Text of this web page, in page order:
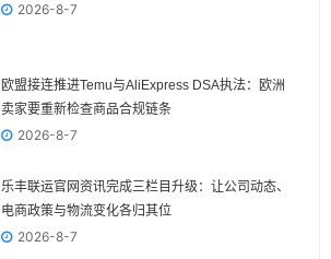
2026-8-7
欧盟接连推进Temu与AliExpress DSA执法：欧洲
卖家要重新检查商品合规链条
2026-8-7
乐丰联运官网资讯完成三栏目升级：让公司动态、
电商政策与物流变化各归其位
2026-8-7